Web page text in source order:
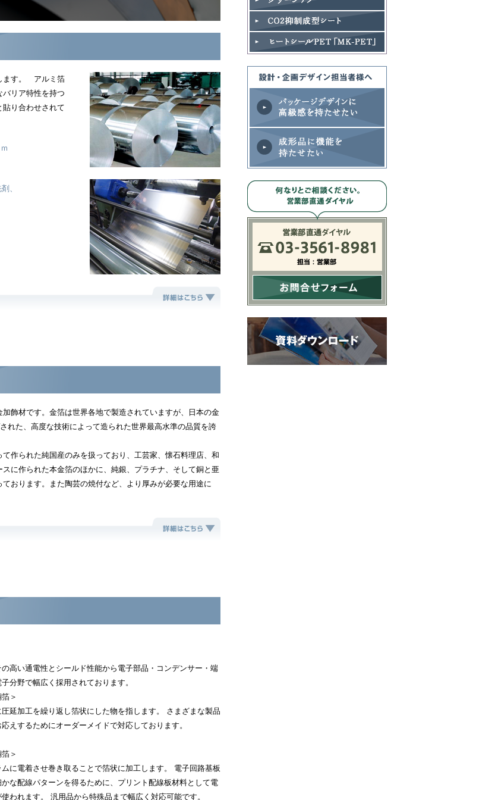
ます。 アルミ箔
リア特性を持つ
り合わせされて
、
飾材です。金箔は世界各地で製造されていますが、日本の金
れた、高度な技術によって造られた世界最高水準の品質を誇
作られた純国産のみを扱っており、工芸家、懐石料理店、和
に作られた本金箔のほかに、純銀、プラチナ、そして銅と亜
おります。また陶芸の焼付など、より厚みが必要な用途に
高い通電性とシールド性能から電子部品・コンデンサー・端
分野で幅広く採用されております。
＞
延加工を繰り返し箔状にした物を指します。 さまざまな製品
えするためにオーダーメイドで対応しております。
＞
に電着させ巻き取ることで箔状に加工します。 電子回路基板
な配線パターンを得るために、プリント配線板材料として電
われます。 汎用品から特殊品まで幅広く対応可能です。